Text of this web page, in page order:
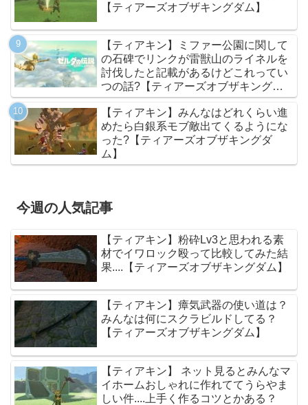
【ティアーズオブザキングダム】
【ティアキン】ミファー公園に関して
の石碑でリンクが雷獣山のライネルを
討伐したと記載があるけどこれってい
つの話?【ティアーズオブザキングダ
ム】
【ティアキン】みんなはどれくらい進
めたら白銀系モブ敵出てくるようにな
った?【ティアーズオブザキングダ
ム】
今週の人気記事
【ティアキン】粉砕Lv3と思われる素
材でイワロック殴って比較してみた結
果....【ティアーズオブザキングダム】
【ティアキン】瘴気武器の使い道は？
みんなは何にスクラビルドしてる？
【ティアーズオブザキングダム】
【ティアキン】 ネット見るとみんなマ
イホームおしゃれに作れててうらやま
しい件....上手く作るコツとかある？